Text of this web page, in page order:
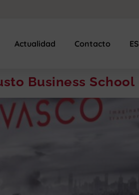
Actualidad Contacto ES
Business School